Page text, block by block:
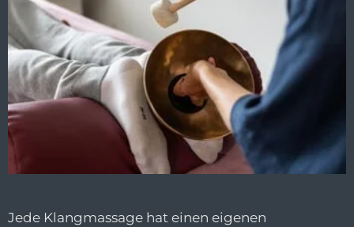
Jede Klangmassage hat einen eigenen